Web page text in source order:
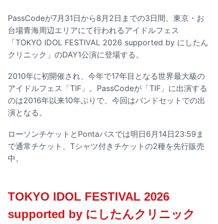
PassCodeが7月31日から8月2日までの3日間、東京・お
台場青海周辺エリアにて行われるアイドルフェス
「TOKYO IDOL FESTIVAL 2026 supported by にしたん
クリニック」のDAY1公演に登場する。
2010年に初開催され、今年で17年目となる世界最大級の
アイドルフェス「TIF」。PassCodeが「TIF」に出演する
のは2016年以来10年ぶりで、今回はバンドセットでの出
演となる。
ローソンチケットとPontaパスでは明日6月14日23:59ま
で通常チケット、Tシャツ付きチケットの2種を先行販売
中。
TOKYO IDOL FESTIVAL 2026
supported by にしたんクリニック